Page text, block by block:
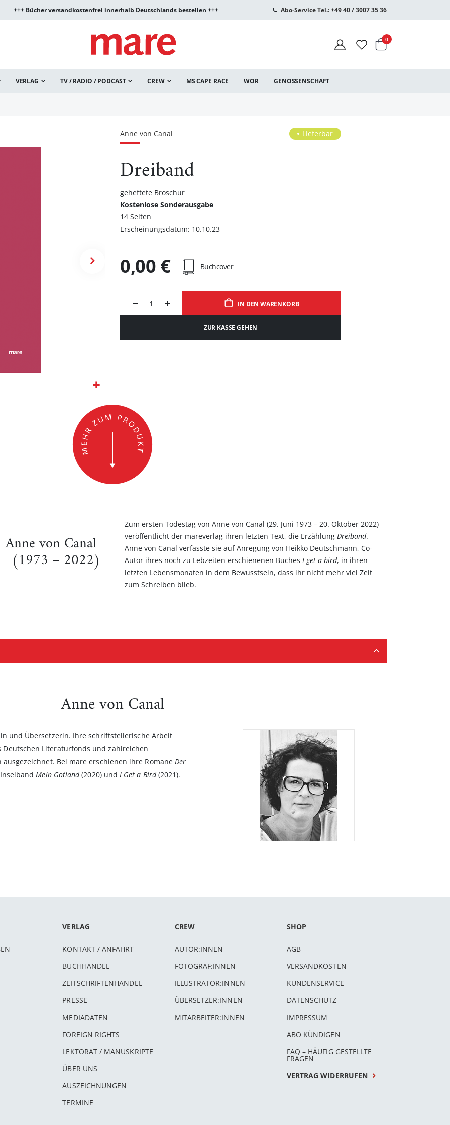
+++ Bücher versandkostenfrei innerhalb Deutschlands bestellen +++ Abo-Service Tel.: +49 40 / 3007 35 36
Warenkorb
0Artikel
VERLAG TV / RADIO / PODCAST CREW MS CAPE RACE WOR GENOSSENSCHAFT
Anne von Canal Lieferbar
Dreiband
geheftete Broschur
Kostenlose Sonderausgabe
14 Seiten
Erscheinungsdatum: 10.10.23
IN DEN WARENKORB
ZUR KASSE GEHEN
0,00 € Buchcover
Anne von Canal
(1973 – 2022)
Zum ersten Todestag von Anne von Canal (29. Juni 1973 – 20. Oktober 2022)
veröffentlicht der mareverlag ihren letzten Text, die Erzählung Dreiband.
Anne von Canal verfasste sie auf Anregung von Heikko Deutschmann, Co-
Autor ihres noch zu Lebzeiten erschienenen Buches I get a bird, in ihren
letzten Lebensmonaten in dem Bewusstsein, dass ihr nicht mehr viel Zeit
zum Schreiben blieb.
Anne von Canal
und Übersetzerin. Ihre schriftstellerische Arbeit
Literaturfonds und zahlreichen
Bei mare erschienen ihre Romane Der
Mein Gotland(2020) undI Get a Bird(2021).
VERLAG
KONTAKT / ANFAHRT
BUCHHANDEL
ZEITSCHRIFTENHANDEL
PRESSE
MEDIADATEN
FOREIGN RIGHTS
LEKTORAT / MANUSKRIPTE
ÜBER UNS
AUSZEICHNUNGEN
TERMINE
CREW
AUTOR:INNEN
FOTOGRAF:INNEN
ILLUSTRATOR:INNEN
ÜBERSETZER:INNEN
MITARBEITER:INNEN
SHOP
AGB
VERSANDKOSTEN
KUNDENSERVICE
DATENSCHUTZ
IMPRESSUM
ABO KÜNDIGEN
FAQ – HÄUFIG GESTELLTE
FRAGEN
VERTRAG WIDERRUFEN